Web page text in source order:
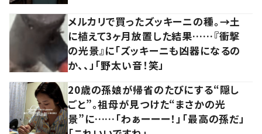
メルカリで買ったズッキーニの種。→土
に植えて3ヶ月放置した結果……『衝撃
の光景』に「ズッキーニも凶器になるの
か、、」「野太い音！笑」
20歳の孫娘が帰省のたびにする“隠し
ごと”。祖母が見つけた“まさかの光
景”に……「わぁーーー！」「最高の孫だ」